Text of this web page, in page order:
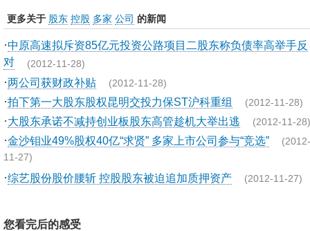
更多关于 股东 控股 多家 公司 的新闻
·中原高速拟斥资85亿元投资公路项目二股东称负债率高举手反
对 (2012-11-28)
·两公司获财政补贴 (2012-11-28)
·拍下第一大股东股权昆明交投力保ST沪科重组 (2012-11-28)
·大股东承诺不减持创业板股东高管趁机大举出逃 (2012-11-28)
·金沙钼业49%股权40亿“求贤” 多家上市公司参与“竞选” (2012-
11-27)
·综艺股份股价腰斩 控股股东被迫追加质押资产 (2012-11-27)
您看完后的感受